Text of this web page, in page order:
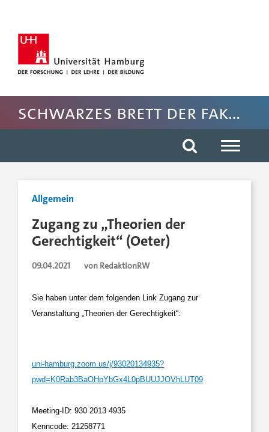
Rechte Spalte anspringen
Fussbereich der Seite anspringen
Schwarzes Brett der Fakultät für Rechtswissenschaft
Allgemein
Zugang zu „Theorien der
Gerechtigkeit“ (Oeter)
09.04.2021 von RedaktionRW
Sie haben unter dem folgenden Link Zugang zur
Veranstaltung „Theorien der Gerechtigkeit“:
uni-hamburg.zoom.us/j/93020134935?
pwd=K0Rab3BaOHpYbGx4L0pBUUJJOVhLUT09
Meeting-ID: 930 2013 4935
Kenncode: 21258771